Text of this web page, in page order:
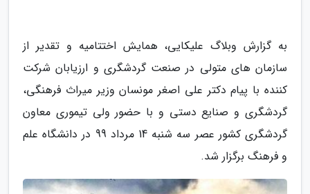
به گزارش وبلاگ علیکایی، همایش اختتامیه و تقدیر از
سازمان های متولی در صنعت گردشگری و ارزیابان شرکت
کننده با پیام دکتر علی اصغر مونسان وزیر میراث فرهنگی،
گردشگری و صنایع دستی و با حضور ولی تیموری معاون
گردشگری کشور عصر سه شنبه 14 مرداد 99 در دانشگاه علم
و فرهنگ برگزار شد.